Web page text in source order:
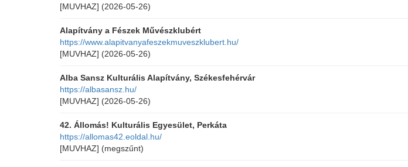
[MUVHAZ] (2026-05-26)
Alapítvány a Fészek Művészklubért
https://www.alapitvanyafeszekmuveszklubert.hu/
[MUVHAZ] (2026-05-26)
Alba Sansz Kulturális Alapítvány, Székesfehérvár
https://albasansz.hu/
[MUVHAZ] (2026-05-26)
42. Állomás! Kulturális Egyesület, Perkáta
https://allomas42.eoldal.hu/
[MUVHAZ] (megszűnt)